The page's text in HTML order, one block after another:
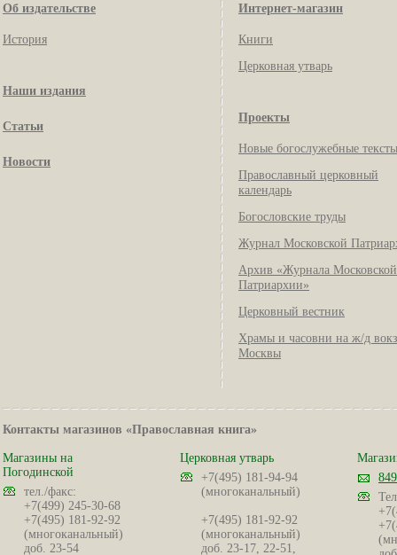
Об издательстве
История
Наши издания
Статьи
Новости
Интернет-магазин
Книги
Церковная утварь
Проекты
Новые богослужебные тексты
Православный церковный
календарь
Богословские труды
Журнал Московской
Архив «Журнала Московской
Патриархии»
Церковный вестник
Храмы и часовни на ж/д
Москвы
Контакты магазинов «Православная книга»
Магазины на
Погодинской
тел./факс:
+7(499) 245-30-68
+7(495) 181-92-92
(многоканальный)
доб. 23-54
Церковная утварь
+7(495) 181-94-94
(многоканальный)
+7(495) 181-92-92
(многоканальный)
доб. 23-17, 22-51,